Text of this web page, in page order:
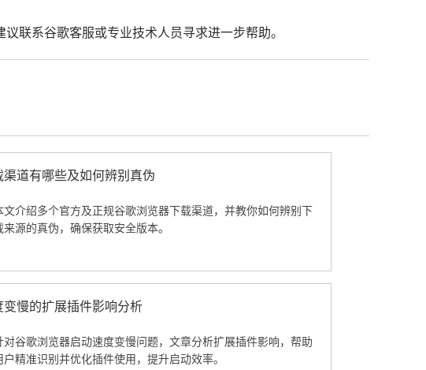
联系谷歌客服或专业技术人员寻求进一步帮助。
道有哪些及如何辨别真伪
文介绍多个官方及正规谷歌浏览器下载渠道，并教你如何辨别下
来源的真伪，确保获取安全版本。
慢的扩展插件影响分析
对谷歌浏览器启动速度变慢问题，文章分析扩展插件影响，帮助
户精准识别并优化插件使用，提升启动效率。